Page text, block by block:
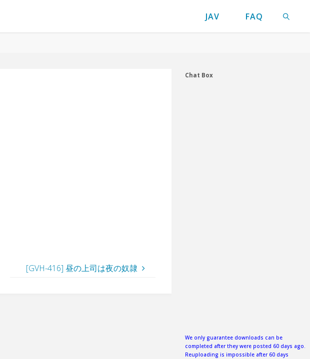
JAV FAQ
[GVH-416] 昼の上司は夜の奴隷
Chat Box
We only guarantee downloads can be
completed after they were posted 60 days ago.
Reuploading is impossible after 60 days